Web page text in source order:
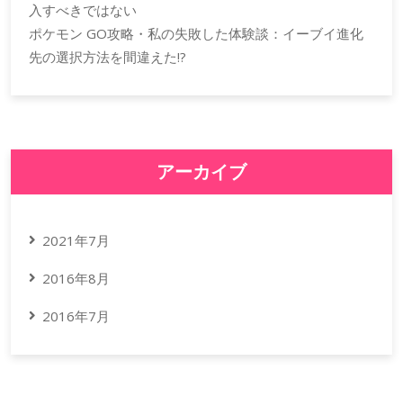
入すべきではない
ポケモン GO攻略・私の失敗した体験談：イーブイ進化
先の選択方法を間違えた!?
アーカイブ
2021年7月
2016年8月
2016年7月